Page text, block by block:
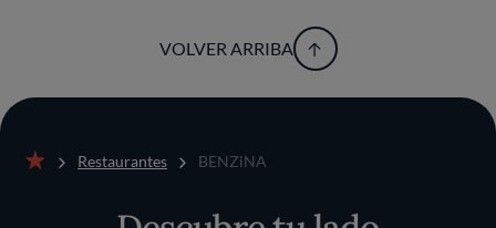
VOLVER ARRIBA
Restaurantes BENZiNA